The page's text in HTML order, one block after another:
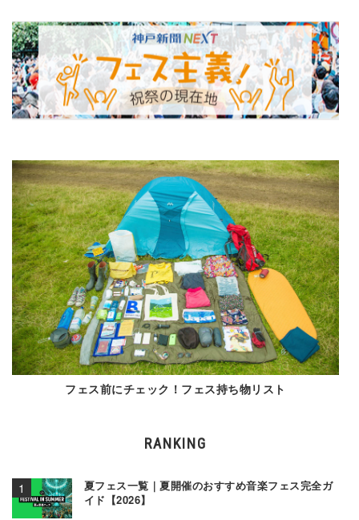
フェス前にチェック！フェス持ち物リスト
RANKING
夏フェス一覧｜夏開催のおすすめ音楽フェス完全ガ
イド【2026】